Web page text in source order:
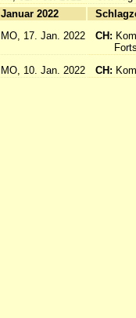
Januar 2022
MO, 17. Jan. 2022
CH:
MO, 10. Jan. 2022
CH: